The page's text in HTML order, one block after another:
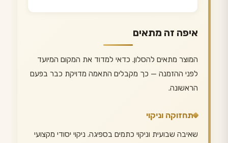
איפה זה מתאים
המוצר מתאים להסלון. כדאי למדוד את המקום המיועד
לפני ההזמנה — כך מקבלים התאמה מדויקת כבר בפעם
הראשונה.
תחזוקה וניקוי
שאיבה שבועית וניקוי כתמים בספיגה. ניקוי יסודי מקצועי